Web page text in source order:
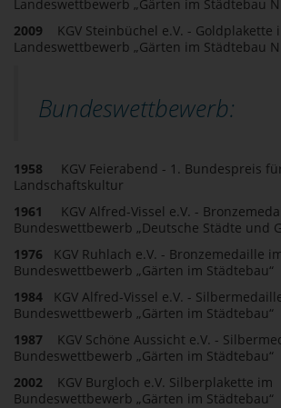
Landeswettbewerb „Gärten im Städtebau
2009 KGV Steinbüchel e.V. - Goldplakette
Landeswettbewerb „Gärten im Städtebau
Bundeswettbewerb:
1958
KGV Feierabend - 1. Bundespreis
Landschaftskultur
1961
KGV Alfred-Vissel e.V. -
Bundeswettbewerb „Deutsche Städte und
1976
KGV Ruhlach e.V. - Bronzemedaille
Bundeswettbewerb „Gärten im Städtebau“
1984 KGV Alfred-Vissel e.V. -
Bundeswettbewerb „Gärten im Städtebau“
1987
KGV Schöne Aussicht e.V. -
Bundeswettbewerb „Gärten im Städtebau“
2002 KGV Burgloch e.V. Silberplakette im
Bundeswettbewerb „Gärten im Städtebau“